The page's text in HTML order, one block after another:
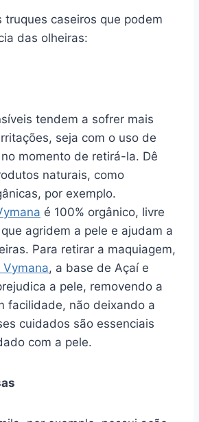
truques caseiros que podem
das olheiras:
tendem a sofrer mais
seja com o uso de
momento de retirá-la. Dê
naturais, como
por exemplo.
é 100% orgânico, livre
agridem a pele e ajudam a
Para retirar a maquiagem,
Vymana, a base de Açaí e
a pele, removendo a
facilidade, não deixando a
cuidados são essenciais
com a pele.